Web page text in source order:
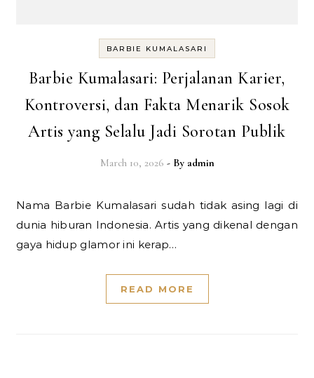
BARBIE KUMALASARI
Barbie Kumalasari: Perjalanan Karier,
Kontroversi, dan Fakta Menarik Sosok
Artis yang Selalu Jadi Sorotan Publik
March 10, 2026 - By admin
Nama Barbie Kumalasari sudah tidak asing lagi di
dunia hiburan Indonesia. Artis yang dikenal dengan
gaya hidup glamor ini kerap…
READ MORE